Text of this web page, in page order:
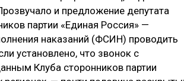
и предложение депутата
партии «Единая Россия» —
наказаний (ФСИН) проводить
установлено, что звонок с
Клуба сторонников партии